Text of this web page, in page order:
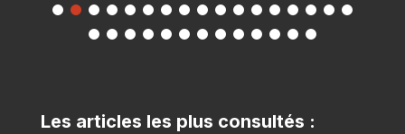
Les articles les plus consultés :